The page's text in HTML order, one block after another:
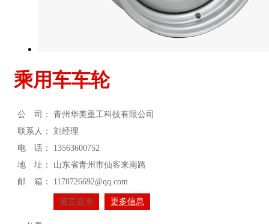
乘用车车轮
公 司：
青州华美重工科技有限公司
联系人：
刘经理
电 话：
13563600752
地 址：
山东省青州市仙客来南路
邮 箱：
1178726692@qq.com
留言咨询 更多信息